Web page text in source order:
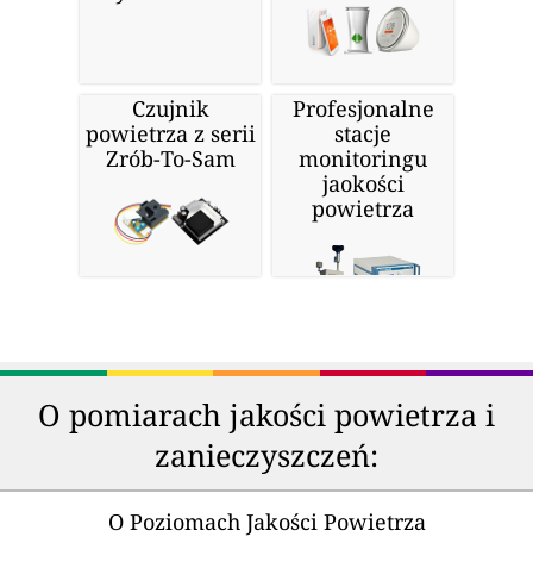
Czujnik
powietrza z serii
Zrób-To-Sam
Profesjonalne
stacje
monitoringu
jaokości
powietrza
O pomiarach jakości powietrza i
zanieczyszczeń:
O Poziomach Jakości Powietrza